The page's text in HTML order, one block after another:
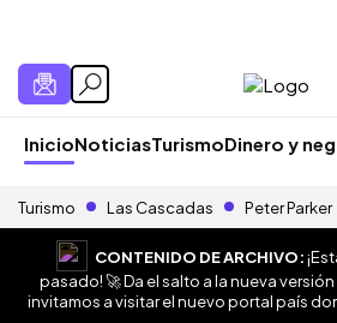
InicioNoticiasTurismoDinero y
Turismo Las Cascadas Peter Parker
CONTENIDO DE ARCHIVO:
pasado! 🚀 Da el salto a la nueva
invitamos a visitar el nuevo portal país